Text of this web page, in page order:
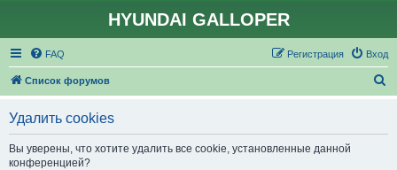
HYUNDAI GALLOPER
FAQ Вход
Регистрация
Список форумов
Удалить cookies
Вы уверены, что хотите удалить все cookie, установленные данной
конференцией?